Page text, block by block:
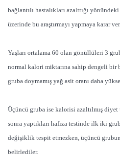
bağlantılı hastalıkları azalttığı
üzerinde bu araştırmayı yapmaya karar
Yaşları ortalama 60 olan gönüllüleri 3
normal kalori miktarına sahip dengeli bir
gruba doymamış yağ asit oranı daha
Üçüncü gruba ise kalorisi azaltılmış diyet
sonra yaptıkları hafıza testinde ilk iki
değişiklik tespit etmezken, üçüncü
belirlediler.